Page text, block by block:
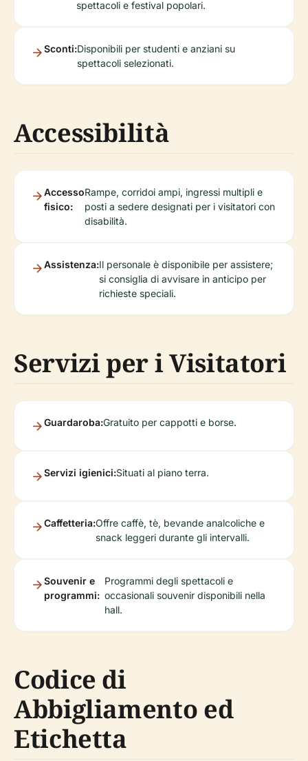
spettacoli e festival popolari.
Sconti:Disponibili per studenti e anziani su
spettacoli selezionati.
Accessibilità
Accesso
fisico:
Rampe, corridoi ampi, ingressi multipli e
posti a sedere designati per i visitatori con
disabilità.
Assistenza:Il personale è disponibile per assistere;
si consiglia di avvisare in anticipo per
richieste speciali.
Servizi per i Visitatori
Guardaroba:Gratuito per cappotti e borse.
Servizi igienici:Situati al piano terra.
Caffetteria:Offre caffè, tè, bevande analcoliche e
snack leggeri durante gli intervalli.
Souvenir e
programmi:
Programmi degli spettacoli e
occasionali souvenir disponibili nella
hall.
Codice di
Abbigliamento ed
Etichetta